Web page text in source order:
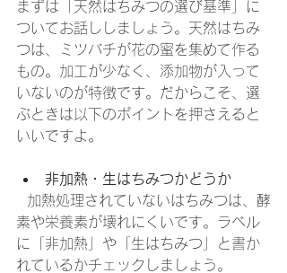
まずは「天然はちみつの選び基準」に
ついてお話ししましょう。天然はちみ
つは、ミツバチが花の蜜を集めて作る
もの。加工が少なく、添加物が入って
いないのが特徴です。だからこそ、選
ぶときは以下のポイントを押さえると
いいですよ。
非加熱・生はちみつかどうか
素や栄養素が壊れにくいです。ラベル
に「非加熱」や「生はちみつ」と書か
れているかチェックしましょう。